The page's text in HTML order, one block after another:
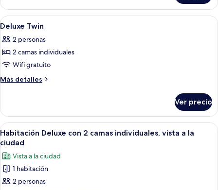
King
Abrir
todas
las
fotos
de
Deluxe
Habitación de hotel con dos camas,
6
Deluxe Twin
2 personas
2 camas individuales
Wifi gratuito
Más detalles
Más
Twin
Ver precio
Abrir
todas
las
fotos
de
Habitación
Una habitación de hotel moderna
5
Habitación Deluxe con 2 camas individuales, vista a la
ciudad
Vista a la ciudad
1 habitación
2 personas